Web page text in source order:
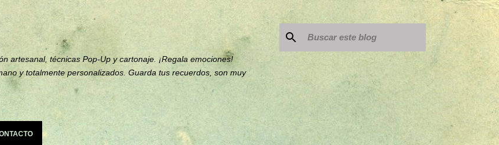
Ir al contenido principal
artesanal, técnicas Pop-Up y cartonaje. ¡Regala emociones!
y totalmente personalizados. Guarda tus recuerdos, son muy